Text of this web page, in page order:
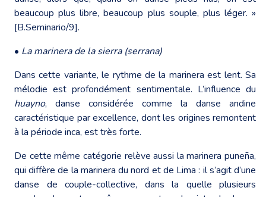
beaucoup plus libre, beaucoup plus souple, plus léger. »
[B.Seminario/9].
• La marinera de la sierra (serrana)
Dans cette variante, le rythme de la marinera est lent. Sa
mélodie est profondément sentimentale. L’influence du
huayno, danse considérée comme la danse andine
caractéristique par excellence, dont les origines remontent
à la période inca, est très forte.
De cette même catégorie relève aussi la marinera puneña,
qui diffère de la marinera du nord et de Lima : il s’agit d’une
danse de couple-collective, dans la quelle plusieurs